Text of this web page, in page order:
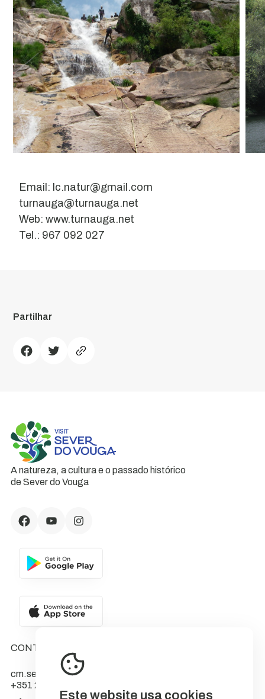
Este website usa cookies
Email: lc.natur@gmail.com
turnauga@turnauga.net
Web: www.turnauga.net
Tel.: 967 092 027
Partilhar
A natureza, a cultura e o passado histórico
de Sever do Vouga
CONTACTOS
cm.sever@cm-sever.pt
+351 234 555 566